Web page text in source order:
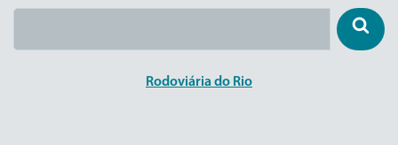
Rodoviária do Rio